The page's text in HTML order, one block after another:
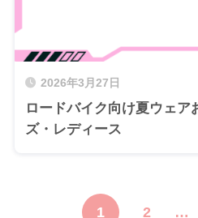
2026年3月27日
ロードバイク向け夏ウェア
ズ・レディース
1 2 …